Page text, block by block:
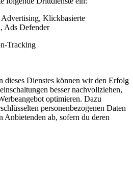
Klickbasierte
Ads Defender
Tracking
dieses Dienstes können wir den Erfolg
besser nachvollziehen,
optimieren. Dazu
personenbezogenen Daten
Anbietenden ab, sofern du deren